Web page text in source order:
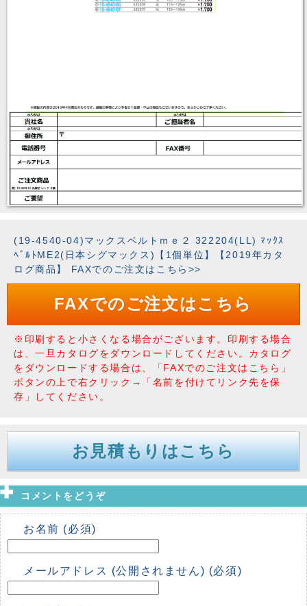
(19-4540-04)マックスベルトｍｅ２ 322204(LL) ﾏｯｸｽ
ﾍﾞﾙﾄME2(日本シグマックス)【1個単位】【2019年カタ
ログ商品】 FAXでのご注文はこちら>>
FAXでのご注文はこちら
※印刷すると小さくなる場合がございます。印刷する場合
は、一旦カタログをダウンロードしてください。カタログ
をダウンロードする場合は、「FAXでのご注文はこちら」
ボタンの上で右クリック→「名前を付けてリンク先を保
存」してください。
お見積もりはこちら
コメントをどうぞ
お名前 (必須)
メールアドレス (公開されません) (必須)